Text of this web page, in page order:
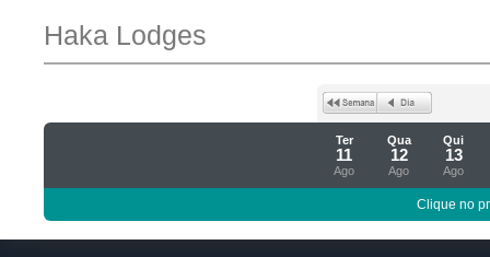
Haka Lodges
Ter
11
Ago
Qua
12
Ago
Qui
13
Ago
Clique no